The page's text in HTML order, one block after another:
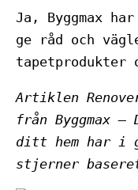
Ja, Byggmax
ge råd och
Artiklen
från Byggmax
ditt hem har i
stjerner